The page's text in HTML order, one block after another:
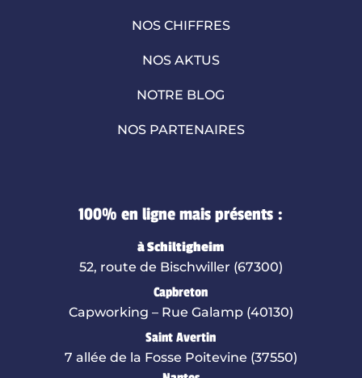
NOS CHIFFRES
NOS AKTUS
NOTRE BLOG
NOS PARTENAIRES
100% en ligne mais présents :
à Schiltigheim
52, route de Bischwiller (67300)
Capbreton
Capworking – Rue Galamp (40130)
Saint Avertin
7 allée de la Fosse Poitevine (37550)